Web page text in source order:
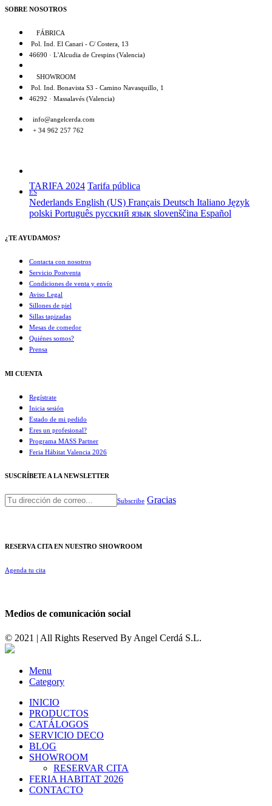
SOBRE NOSOTROS
FÁBRICA
Pol. Ind. El Canari - C/ Costera, 13
46690 · L'Alcudia de Crespins (Valencia)
SHOWROOM
Pol. Ind. Bonavista S3 - Camino Navasquillo, 1
46292 · Massalavés (Valencia)
info@angelcerda.com
+ 34 962 257 762
TARIFA 2024 Tarifa pública
ES
Nederlands English (US) Français Deutsch Italiano Język
polski Português русский язык slovenščina Español
¿TE AYUDAMOS?
Contacta con nosotros
Servicio Postventa
Condiciones de venta y envío
Aviso Legal
Sillones de piel
Sillas tapizadas
Mesas de comedor
Quiénes somos?
Prensa
MI CUENTA
Regístrate
Inicia sesión
Estado de mi pedido
Eres un profesional?
Programa MASS Partner
Feria Hábitat Valencia 2026​
SUSCRÍBETE A LA NEWSLETTER
Subscribe Gracias
RESERVA CITA EN NUESTRO SHOWROOM
Agenda tu cita
Medios de comunicación social
© 2021 | All Rights Reserved By Angel Cerdá S.L.
Menu
Category
INICIO
PRODUCTOS
CATÁLOGOS
SERVICIO DECO
BLOG
SHOWROOM
RESERVAR CITA
FERIA HABITAT 2026
CONTACTO